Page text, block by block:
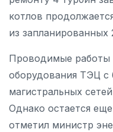
котлов
из запланированных
Проводимые работы
оборудования ТЭЦ с
магистральных
Однако остается
отметил министр